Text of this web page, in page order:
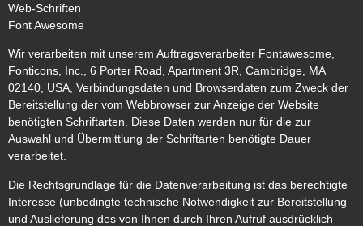
Web-Schriften
Font Awesome
Wir verarbeiten mit unserem Auftragsverarbeiter Fontawesome,
Fonticons, Inc., 6 Porter Road, Apartment 3R, Cambridge, MA
02140, USA, Verbindungsdaten und Browserdaten zum Zweck der
Bereitstellung der vom Webbrowser zur Anzeige der Website
benötigten Schriftarten. Diese Daten werden nur für die zur
Auswahl und Übermittlung der Schriftarten benötigte Dauer
verarbeitet.
Die Rechtsgrundlage für die Datenverarbeitung ist das berechtigte
Interesse (unbedingte technische Notwendigkeit zur Bereitstellung
und Auslieferung des von Ihnen durch Ihren Aufruf ausdrücklich